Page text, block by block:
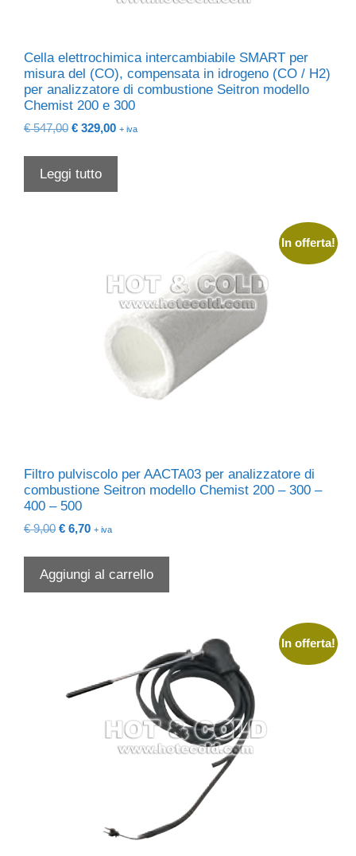
Cella elettrochimica intercambiabile SMART per
misura del (CO), compensata in idrogeno (CO / H2)
per analizzatore di combustione Seitron modello
Chemist 200 e 300
€547,00 Il
era:
€ 547,00.
€ 329,00Il
€ 329,00.
+ iva
Leggi tutto
In offerta!
Filtro pulviscolo per AACTA03 per analizzatore di
combustione Seitron modello Chemist 200 – 300 –
400 – 500
€9,00 Il
era:
€ 9,00.
€ 6,70Il
è:
€ 6,70.
+ iva
Aggiungi al carrello
In offerta!